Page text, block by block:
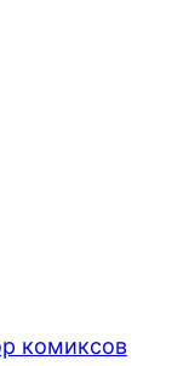
комиксов